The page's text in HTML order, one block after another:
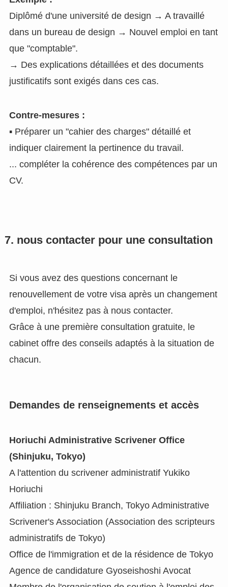
Diplômé d'une université de design → A travaillé
dans un bureau de design → Nouvel emploi en tant
que "comptable".
→ Des explications détaillées et des documents
justificatifs sont exigés dans ces cas.
Contre-mesures :
▪ Préparer un "cahier des charges" détaillé et
indiquer clairement la pertinence du travail.
... compléter la cohérence des compétences par un
CV.
7. nous contacter pour une consultation
Si vous avez des questions concernant le
renouvellement de votre visa après un changement
d'emploi, n'hésitez pas à nous contacter.
Grâce à une première consultation gratuite, le
cabinet offre des conseils adaptés à la situation de
chacun.
Demandes de renseignements et accès
Horiuchi Administrative Scrivener Office
(Shinjuku, Tokyo)
A l'attention du scrivener administratif Yukiko
Horiuchi
Affiliation : Shinjuku Branch, Tokyo Administrative
Scrivener's Association (Association des scripteurs
administratifs de Tokyo)
Office de l'immigration et de la résidence de Tokyo
Agence de candidature Gyoseishoshi Avocat